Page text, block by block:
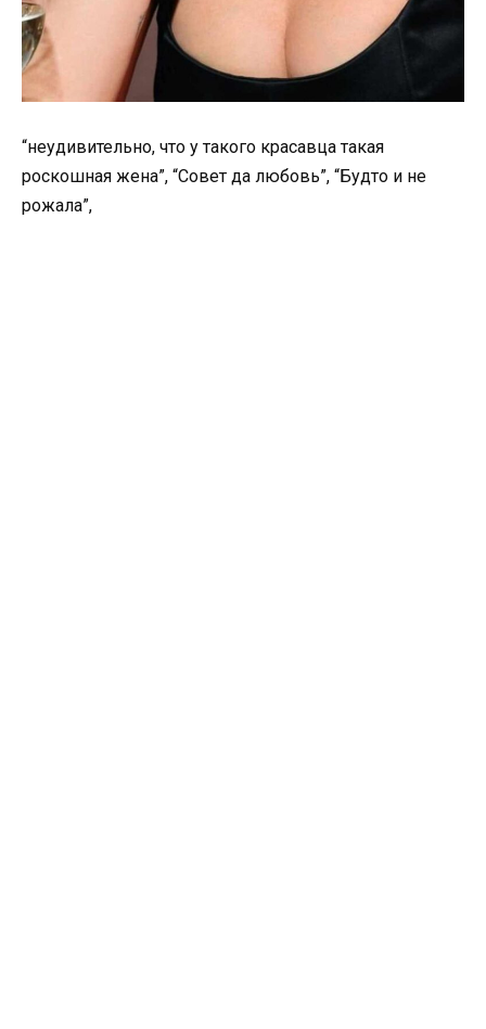
“неудивительно, что у такого красавца такая
роскошная жена”, “Совет да любовь”, “Будто и не
рожала”,